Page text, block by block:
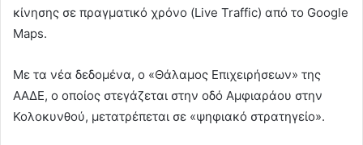
κίνησης σε πραγματικό χρόνο (Live Traffic) από το Google
Maps.
Με τα νέα δεδομένα, ο «Θάλαμος Επιχειρήσεων» της
ΑΑΔΕ, ο οποίος στεγάζεται στην οδό Αμφιαράου στην
Κολοκυνθού, μετατρέπεται σε «ψηφιακό στρατηγείο».